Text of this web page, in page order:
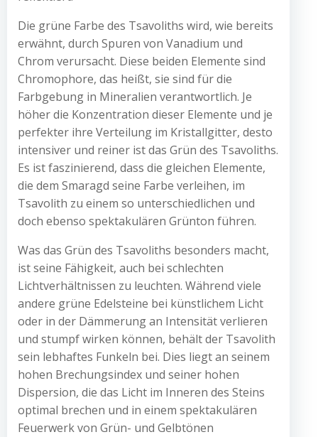
Die grüne Farbe des Tsavoliths wird, wie bereits
erwähnt, durch Spuren von Vanadium und
Chrom verursacht. Diese beiden Elemente sind
Chromophore, das heißt, sie sind für die
Farbgebung in Mineralien verantwortlich. Je
höher die Konzentration dieser Elemente und je
perfekter ihre Verteilung im Kristallgitter, desto
intensiver und reiner ist das Grün des Tsavoliths.
Es ist faszinierend, dass die gleichen Elemente,
die dem Smaragd seine Farbe verleihen, im
Tsavolith zu einem so unterschiedlichen und
doch ebenso spektakulären Grünton führen.
Was das Grün des Tsavoliths besonders macht,
ist seine Fähigkeit, auch bei schlechten
Lichtverhältnissen zu leuchten. Während viele
andere grüne Edelsteine bei künstlichem Licht
oder in der Dämmerung an Intensität verlieren
und stumpf wirken können, behält der Tsavolith
sein lebhaftes Funkeln bei. Dies liegt an seinem
hohen Brechungsindex und seiner hohen
Dispersion, die das Licht im Inneren des Steins
optimal brechen und in einem spektakulären
Feuerwerk von Grün- und Gelbtönen